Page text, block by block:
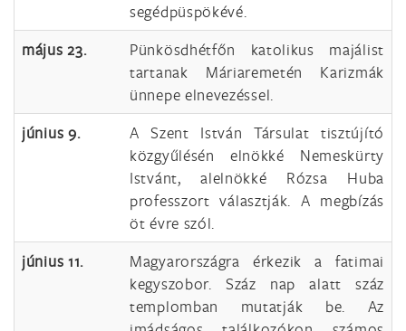
segédpüspökévé.
május 23.
Pünkösdhétfőn katolikus majálist
tartanak Máriaremetén Karizmák
ünnepe elnevezéssel.
június 9.
A Szent István Társulat tisztújító
közgyűlésén elnökké Nemeskürty
Istvánt, alelnökké Rózsa Huba
professzort választják. A megbízás
öt évre szól.
június 11.
Magyarországra érkezik a fatimai
kegyszobor. Száz nap alatt száz
templomban mutatják be. Az